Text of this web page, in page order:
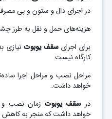
در اجرای دال و ستون و پی
هزینه‌های حمل و نقل به طرز
برای اجرای سقف یوبوت نیازی
کارگاه نیست.
مراحل نصب و مراحل اجرا
خواهد داشت.
در سقف یوبوت
خواهد داشت که منجر به